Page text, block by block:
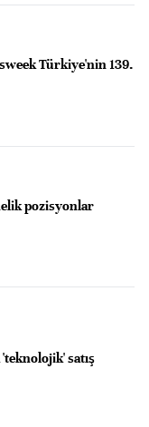
Türkiye'nin 139.
pozisyonlar
satış